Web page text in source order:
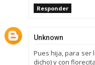
Responder
Unknown
Pues hija, para ser
dicho) y con